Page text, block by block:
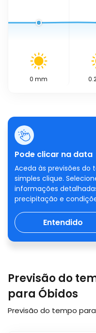
0 mm
Pode clicar na data
Aceda às previsões
simples clique.
informações
precipitação e
Entendido
Previsão do
para Óbidos
Previsão do tempo